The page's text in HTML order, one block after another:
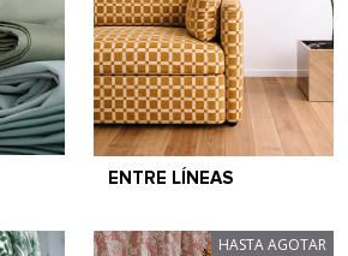
ENTRE LÍNEAS
HASTA AGOTAR